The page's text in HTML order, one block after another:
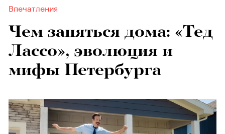
Впечатления
Чем заняться дома: «Тед
Лассо», эволюция и
мифы Петербурга